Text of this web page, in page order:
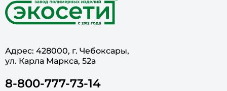
Адрес: 428000, г. Чебоксары,
ул. Карла Маркса, 52а
8-800-777-73-14